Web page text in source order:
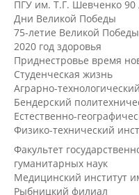
ПГУ им. Т.Г. Шевченко 90
Дни Великой Победы
75-летие Великой
2020 год здоровья
Приднестровье время
Студенческая жизнь
Аграрно-
Бендерский
Естественно-
Физико-технический
Факультет
гуманитарных наук
Медицинский институт
Рыбницкий филиал